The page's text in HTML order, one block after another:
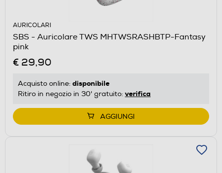
AURICOLARI
SBS - Auricolare TWS MHTWSRASHBTP-Fantasy
pink
€ 29,90
Acquisto online: disponibile
Ritiro in negozio in 30' gratuito: verifica
AGGIUNGI